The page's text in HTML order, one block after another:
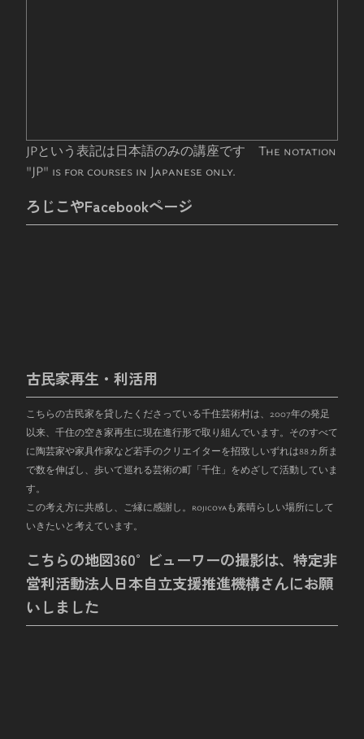
JPという表記は日本語のみの講座です The notation
"JP" is for courses in Japanese only.
ろじこやFacebookページ
古民家再生・利活用
こちらの古民家を貸したくださっている千住芸術村は、 2007年の発足
以来、千住の空き家再生に現在進行形で取り組んでいます。そのすべて
に陶芸家や家具作家など若手のクリエイターを招致しいずれは88ヵ所ま
で数を伸ばし、歩いて巡れる芸術の町「千住」をめざして活動していま
す。
この考え方に共感し、ご縁に感謝し。rojicoyaも素晴らしい場所にして
いきたいと考えています。
こちらの地図360°ビューワーの撮影は、特定非
営利活動法人日本自立支援推進機構さんにお願
いしました